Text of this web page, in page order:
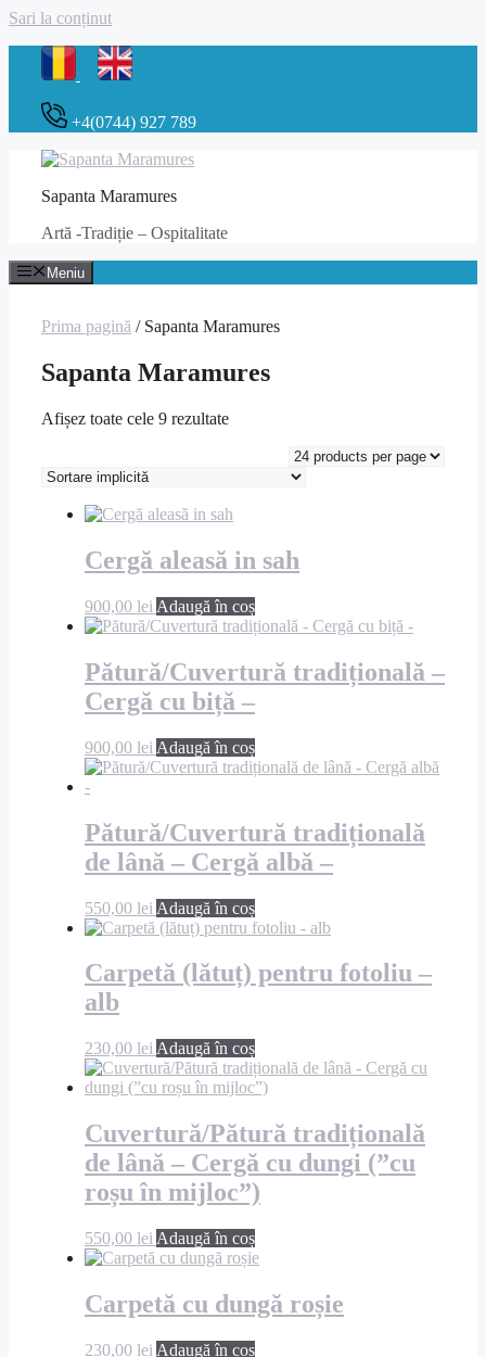
Sari la conținut
+4(0744) 927 789
Sapanta Maramures
Artă -Tradiție – Ospitalitate
Meniu
Prima pagină / Sapanta Maramures
Sapanta Maramures
Afișez toate cele 9 rezultate
Cergă aleasă in sah
900,00 lei Adaugă în coș
Pătură/Cuvertură tradițională –
Cergă cu biță –
900,00 lei Adaugă în coș
Pătură/Cuvertură tradițională
de lână – Cergă albă –
550,00 lei Adaugă în coș
Carpetă (lătuț) pentru fotoliu –
alb
230,00 lei Adaugă în coș
Cuvertură/Pătură tradițională
de lână – Cergă cu dungi (”cu
roșu în mijloc”)
550,00 lei Adaugă în coș
Carpetă cu dungă roșie
230,00 lei Adaugă în coș